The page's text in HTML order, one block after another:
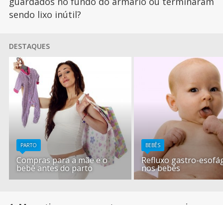
sendo lixo inútil?
DESTAQUES
PARTO
Compras para a mãe e o
bebê antes do parto
BEBÊS
Refluxo gastro-
nos bebês